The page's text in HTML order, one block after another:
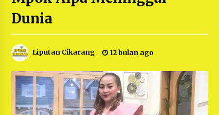
1 tahun ago
Duh Kacau Banget, Karena Kecewa Tak Dapat
Fasilitas yang Sesuai, Para Peserta Retret
Aparatur Desa Kabupaten Bekasi Pulang duluan
Sebelum Waktunya
1 tahun ago
Dunia
Liputan Cikarang 12 bulan ago